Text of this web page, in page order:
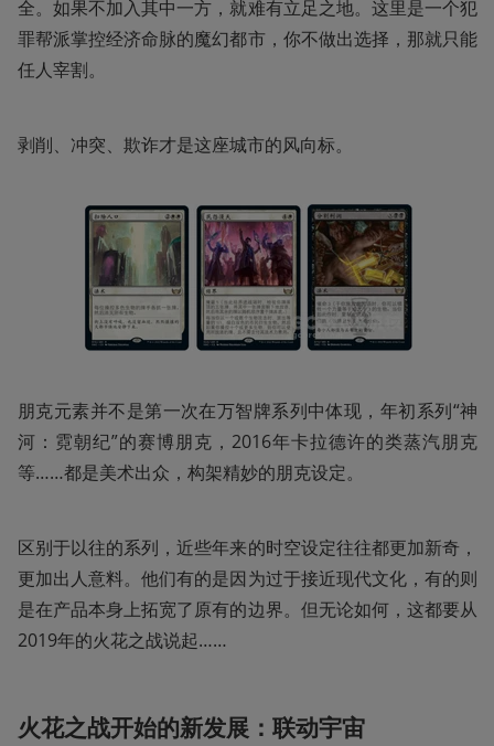
全。如果不加入其中一方，就难有立足之地。这里是一个犯
罪帮派掌控经济命脉的魔幻都市，你不做出选择，那就只能
任人宰割。
剥削、冲突、欺诈才是这座城市的风向标。
朋克元素并不是第一次在万智牌系列中体现，年初系列“神
河：霓朝纪”的赛博朋克，2016年卡拉德许的类蒸汽朋克
等……都是美术出众，构架精妙的朋克设定。
区别于以往的系列，近些年来的时空设定往往都更加新奇，
更加出人意料。他们有的是因为过于接近现代文化，有的则
是在产品本身上拓宽了原有的边界。但无论如何，这都要从
2019年的火花之战说起……
火花之战开始的新发展：联动宇宙